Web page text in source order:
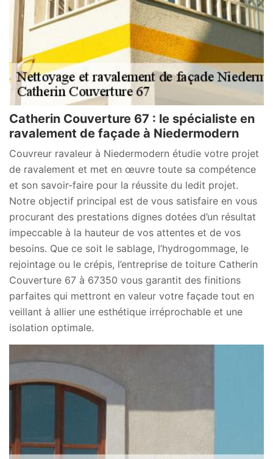
Catherin Couverture 67 : le spécialiste en
ravalement de façade à Niedermodern
Couvreur ravaleur à Niedermodern étudie votre projet
de ravalement et met en œuvre toute sa compétence
et son savoir-faire pour la réussite du ledit projet.
Notre objectif principal est de vous satisfaire en vous
procurant des prestations dignes dotées d’un résultat
impeccable à la hauteur de vos attentes et de vos
besoins. Que ce soit le sablage, l’hydrogommage, le
rejointage ou le crépis, l’entreprise de toiture Catherin
Couverture 67 à 67350 vous garantit des finitions
parfaites qui mettront en valeur votre façade tout en
veillant à allier une esthétique irréprochable et une
isolation optimale.